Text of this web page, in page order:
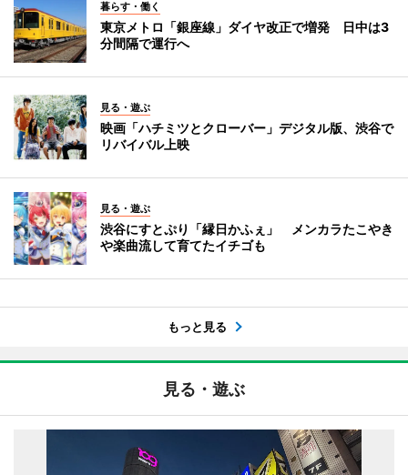
暮らす・働く
東京メトロ「銀座線」ダイヤ改正で増発 日中は3
分間隔で運行へ
見る・遊ぶ
映画「ハチミツとクローバー」デジタル版、渋谷で
リバイバル上映
見る・遊ぶ
渋谷にすとぷり「縁日かふぇ」 メンカラたこやき
や楽曲流して育てたイチゴも
もっと見る
見る・遊ぶ